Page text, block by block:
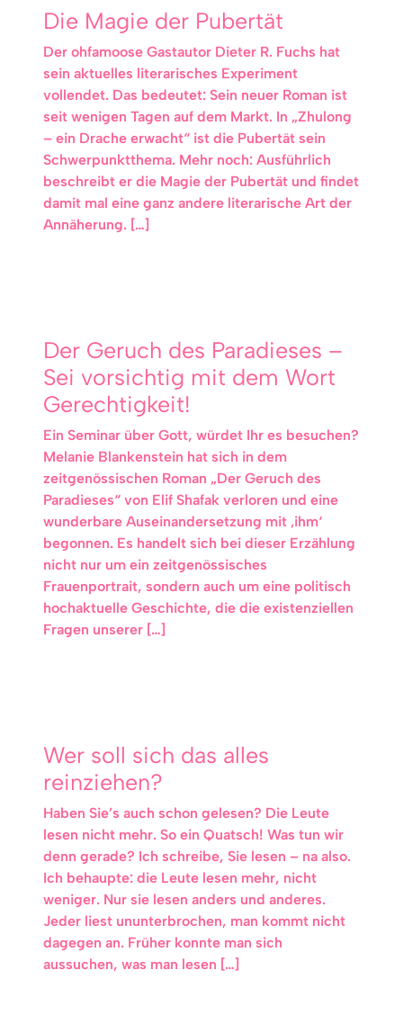
Die Magie der Pubertät
Der ohfamoose Gastautor Dieter R. Fuchs hat
sein aktuelles literarisches Experiment
vollendet. Das bedeutet: Sein neuer Roman ist
seit wenigen Tagen auf dem Markt. In „Zhulong
– ein Drache erwacht“ ist die Pubertät sein
Schwerpunktthema. Mehr noch: Ausführlich
beschreibt er die Magie der Pubertät und findet
damit mal eine ganz andere literarische Art der
Annäherung. […]
Der Geruch des Paradieses –
Sei vorsichtig mit dem Wort
Gerechtigkeit!
Ein Seminar über Gott, würdet Ihr es besuchen?
Melanie Blankenstein hat sich in dem
zeitgenössischen Roman „Der Geruch des
Paradieses“ von Elif Shafak verloren und eine
wunderbare Auseinandersetzung mit ‚ihm‘
begonnen. Es handelt sich bei dieser Erzählung
nicht nur um ein zeitgenössisches
Frauenportrait, sondern auch um eine politisch
hochaktuelle Geschichte, die die existenziellen
Fragen unserer […]
Wer soll sich das alles
reinziehen?
Haben Sie’s auch schon gelesen? Die Leute
lesen nicht mehr. So ein Quatsch! Was tun wir
denn gerade? Ich schreibe, Sie lesen – na also.
Ich behaupte: die Leute lesen mehr, nicht
weniger. Nur sie lesen anders und anderes.
Jeder liest ununterbrochen, man kommt nicht
dagegen an. Früher konnte man sich
aussuchen, was man lesen […]